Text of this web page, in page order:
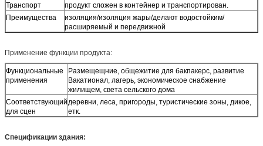
Транспорт
продукт сложен в контейнер и транспортирован.
Преимущества
изоляция/изоляция жары/делают водостойким/
расширяемый и передвижной
Применение функции продукта:
Функциональные
применения
Размещещние, общежитие для бакпакерс, развитие
Вакатионал, лагерь, экономическое снабжение
жилищем, света сельского дома
Соответствующий
для сцен
деревни, леса, пригороды, туристические зоны, дикое,
етк.
Спецификации здания: